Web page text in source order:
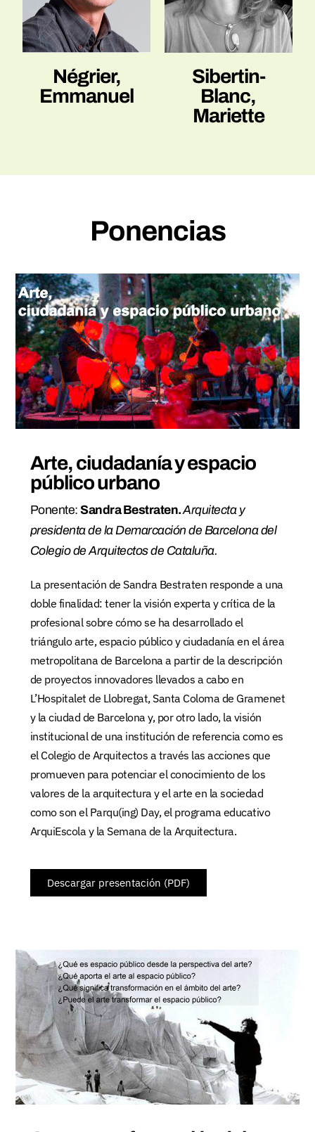
Négrier,
Emmanuel
Sibertin-
Blanc,
Mariette
Ponencias
Arte, ciudadanía y espacio
público urbano
Ponente:Sandra Bestraten.Arquitecta y
presidenta de la Demarcación de Barcelona del
Colegio de Arquitectos de Cataluña.
La presentación de Sandra Bestraten responde a una
doble finalidad: tener la visión experta y crítica de la
profesional sobre cómo se ha desarrollado el
triángulo arte, espacio público y ciudadanía en el área
metropolitana de Barcelona a partir de la descripción
de proyectos innovadores llevados a cabo en
L’Hospitalet de Llobregat, Santa Coloma de Gramenet
y la ciudad de Barcelona y, por otro lado, la visión
institucional de una institución de referencia como es
el Colegio de Arquitectos a través las acciones que
promueven para potenciar el conocimiento de los
valores de la arquitectura y el arte en la sociedad
como son el Parqu(ing) Day, el programa educativo
ArquiEscola y la Semana de la Arquitectura.
Descargar presentación (PDF)